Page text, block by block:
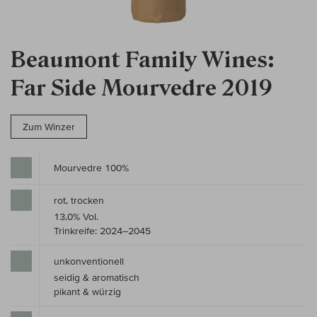
Beaumont Family Wines:
Far Side Mourvedre 2019
Zum Winzer
Mourvedre 100%
rot, trocken
13,0% Vol.
Trinkreife: 2024–2045
unkonventionell
seidig & aromatisch
pikant & würzig